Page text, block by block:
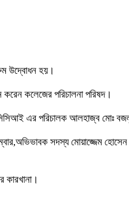
উদ্বোধন হয়।
কলেজের পরিচালনা পরিষদ।
এর পরিচালক আলহাজ্ব
সদস্য মোয়াজ্জেম
কারখানা।